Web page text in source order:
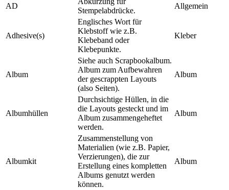
AD
Stempelabdrücke.
Allgemein
Adhesive(s)
Englisches Wort für
Klebstoff wie z.B.
Klebeband oder
Klebepunkte.
Kleber
Album
Siehe auch Scrapbookalbum.
Album zum Aufbewahren
der gescrappten Layouts
(also Seiten).
Album
Albumhüllen
Durchsichtige Hüllen, in die
die Layouts gesteckt und im
Album zusammengeheftet
werden.
Album
Albumkit
Zusammenstellung von
Materialien (wie z.B. Papier,
Verzierungen), die zur
Erstellung eines kompletten
Albums genutzt werden
können.
Album